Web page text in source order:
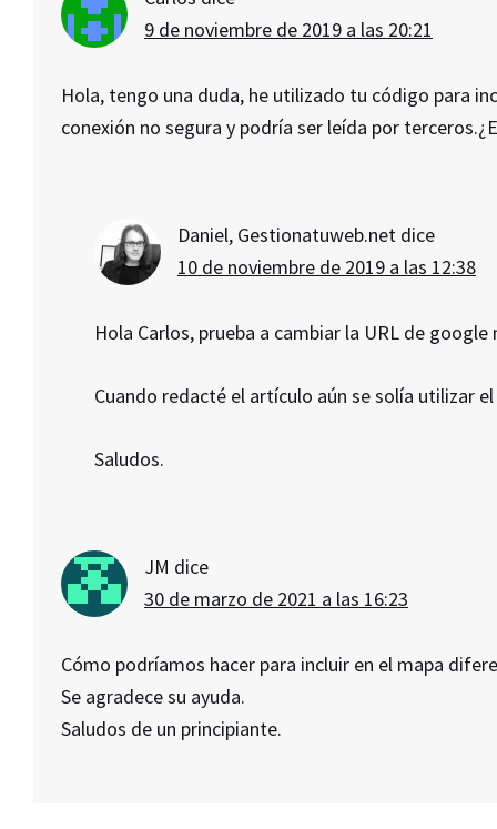
9 de noviembre de 2019 a las 20:21
Hola, tengo una duda, he utilizado tu código para
conexión no segura y podría ser leída por
Daniel, Gestionatuweb.net dice
10 de noviembre de 2019 a las 12:38
Hola Carlos, prueba a cambiar la URL de
Cuando redacté el artículo aún se solía utilizar
Saludos.
JM dice
30 de marzo de 2021 a las 16:23
Cómo podríamos hacer para incluir en el mapa
Se agradece su ayuda.
Saludos de un principiante.